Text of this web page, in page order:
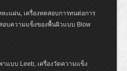
หะแผ่น, เครื่องทดสอบการทนต่อการ
อบความแข็งของพื้นผิวแบบ Blow
แบบ Leeb, เครื่องวัดความแข็ง